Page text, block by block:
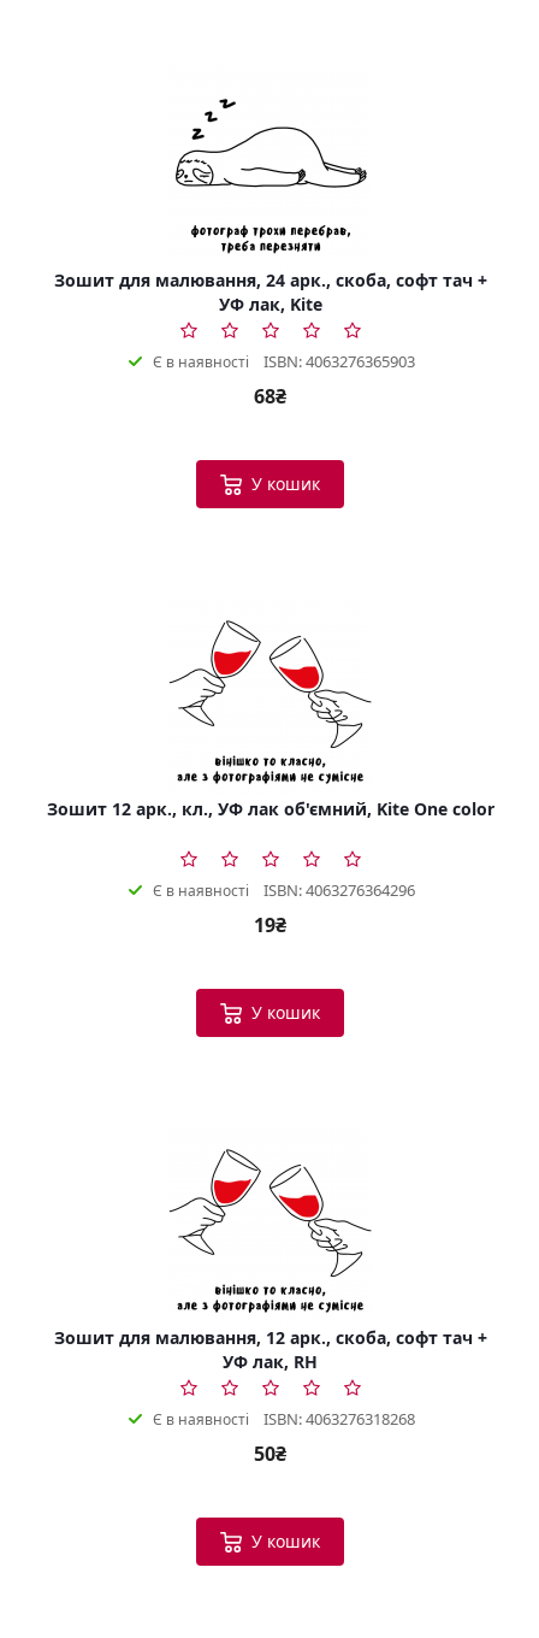
Зошит для малювання, 24 арк., скоба, софт тач +
УФ лак, Kite
Є в наявності ISBN: 4063276365903
68₴
У кошик
Зошит 12 арк., кл., УФ лак об'ємний, Kite One color
Є в наявності ISBN: 4063276364296
19₴
У кошик
Зошит для малювання, 12 арк., скоба, софт тач +
УФ лак, RH
Є в наявності ISBN: 4063276318268
50₴
У кошик